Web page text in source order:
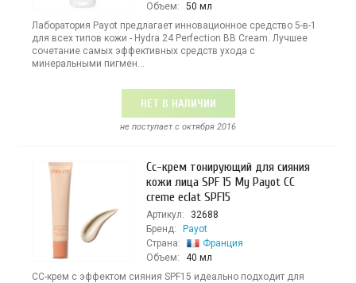
Объем:
50 мл
Лаборатория Payot предлагает инновационное средство 5-в-1
для всех типов кожи - Hydra 24 Perfection BB Cream. Лучшее
сочетание самых эффективных средств ухода с
минеральными пигмен...
НЕТ В НАЛИЧИИ
не поступает c октября 2016
Cc-крем тонирующий для сияния
кожи лица SPF 15 My Payot CC
creme eclat SPF15
Артикул:
32688
Бренд:
Payot
Страна:
Франция
Объем:
40 мл
CC-крем с эффектом сияния SPF15 идеально подходит для